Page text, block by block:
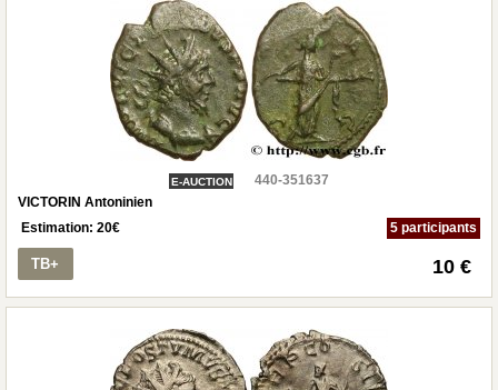
E-AUCTION
440-351637
VICTORIN Antoninien
Estimation: 20€ 5 participants
TB+ 10 €